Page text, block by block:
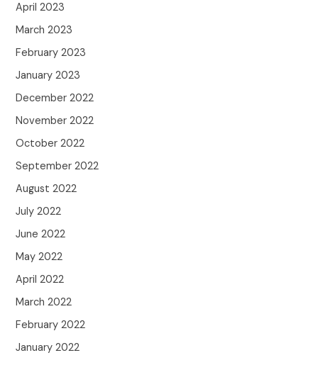
April 2023
March 2023
February 2023
January 2023
December 2022
November 2022
October 2022
September 2022
August 2022
July 2022
June 2022
May 2022
April 2022
March 2022
February 2022
January 2022